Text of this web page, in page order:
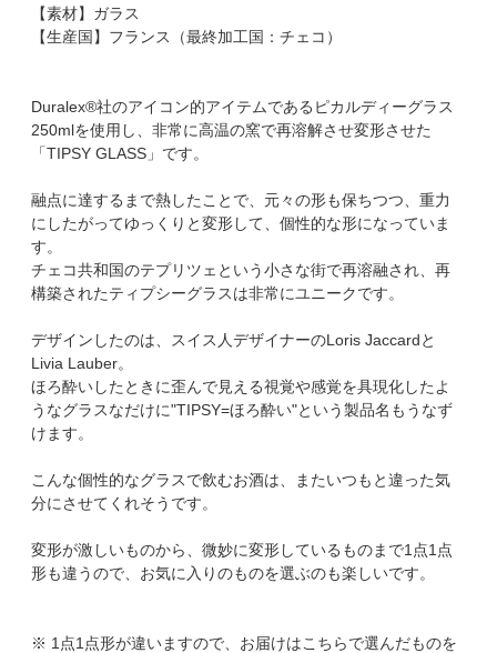
【素材】ガラス
【生産国】フランス（最終加工国：チェコ）
Duralex®社のアイコン的アイテムであるピカルディーグラス
250mlを使用し、非常に高温の窯で再溶解させ変形させた
「TIPSY GLASS」です。
融点に達するまで熱したことで、元々の形も保ちつつ、重力
にしたがってゆっくりと変形して、個性的な形になっていま
す。
チェコ共和国のテプリツェという小さな街で再溶融され、再
構築されたティプシーグラスは非常にユニークです。
デザインしたのは、スイス人デザイナーのLoris Jaccardと
Livia Lauber。
ほろ酔いしたときに歪んで見える視覚や感覚を具現化したよ
うなグラスなだけに"TIPSY=ほろ酔い"という製品名もうなず
けます。
こんな個性的なグラスで飲むお酒は、またいつもと違った気
分にさせてくれそうです。
変形が激しいものから、微妙に変形しているものまで1点1点
形も違うので、お気に入りのものを選ぶのも楽しいです。
※ 1点1点形が違いますので、お届けはこちらで選んだものを